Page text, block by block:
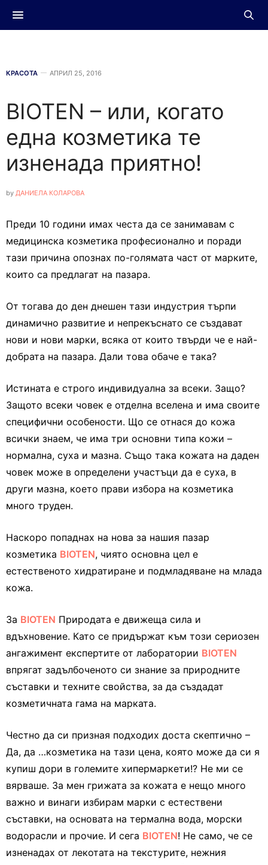
КРАСОТА АПРИЛ 25, 2016
BIOTEN – или, когато
една козметика те
изненада приятно!
by ДАНИЕЛА КОЛАРОВА
Преди 10 години имах честа да се занимавам с
медицинска козметика професионално и поради
тази причина опознах по-голямата част от марките,
които са предлагат на пазара.
От тогава до ден днешен тази индустрия търпи
динамично развитие и непрекъснато се създават
нови и нови марки, всяка от които твърди че е най-
добрата на пазара. Дали това обаче е така?
Истината е строго индивидуална за всеки. Защо?
Защото всеки човек е отделна вселена и има своите
специфични особености. Що се отнася до кожа
всички знаем, че има три основни типа кожи –
нормална, суха и мазна. Също така кожата на даден
човек може в определени участъци да е суха, в
други мазна, което прави избора на козметика
много труден.
Наскоро попаднах на нова за нашия пазар
козметика BIOTEN, чиято основна цел е
естественото хидратиране и подмладяване на млада
кожа.
За BIOTEN Природата е движеща сила и
вдъхновение. Като се придържат към този сериозен
ангажимент експертите от лаборатории BIOTEN
впрягат задълбоченото си знание за природните
съставки и техните свойства, за да създадат
козметичната гама на марката.
Честно да си призная подходих доста скептично –
Да, да …козметика на тази цена, която може да си я
купиш дори в големите хипермаркети!? Не ми се
вярваше. За мен грижата за кожата е нещо много
важно и винаги избирам марки с естествени
съставки, на основата на термална вода, морски
водорасли и прочие. И сега BIOTEN! Не само, че се
изненадах от лекотата на текстурите, нежния